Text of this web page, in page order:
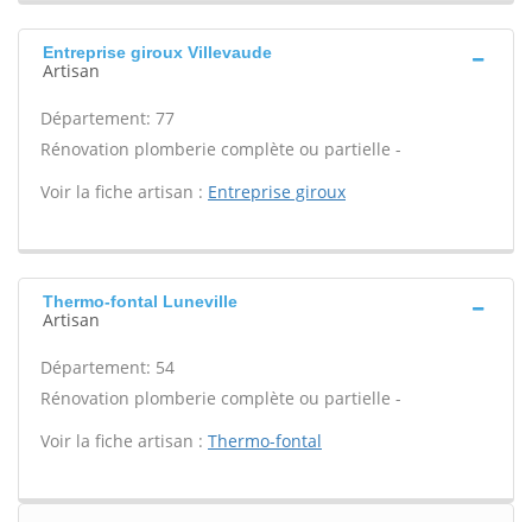
Entreprise giroux Villevaude
Artisan
Département: 77
Rénovation plomberie complète ou partielle -
Voir la fiche artisan : Entreprise giroux
Thermo-fontal Luneville
Artisan
Département: 54
Rénovation plomberie complète ou partielle -
Voir la fiche artisan : Thermo-fontal